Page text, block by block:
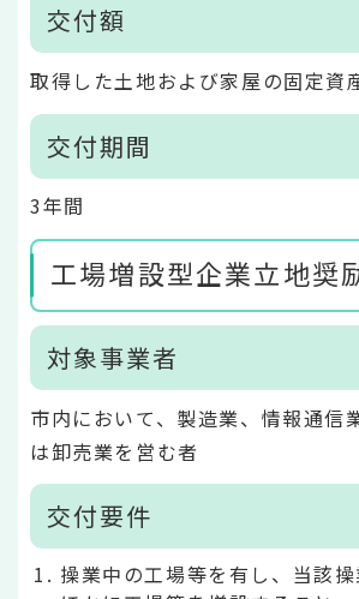
交付額
取得した土地および家屋の固定資
交付期間
3年間
工場増設型企業立地奨
対象事業者
市内において、製造業、情報通信
は卸売業を営む者
交付要件
操業中の工場等を有し、当該